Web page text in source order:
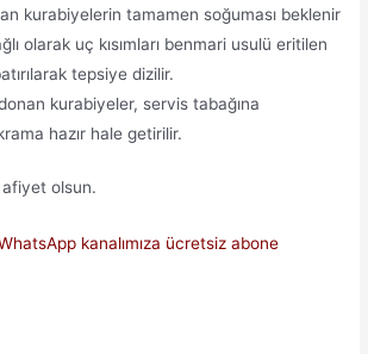
kurabiyelerin tamamen soğuması beklenir
olarak uç kısımları benmari usulü eritilen
tepsiye dizilir.
kurabiyeler, servis tabağına
hazır hale getirilir.
afiyet olsun.
kanalımıza ücretsiz abone